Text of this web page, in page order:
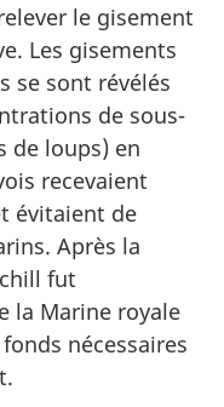
le gisement
Les gisements
se sont révélés
de sous-
de loups) en
recevaient
évitaient de
Après la
fut
la Marine royale
nécessaires